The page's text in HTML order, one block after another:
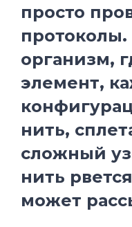
просто
организм,
элемент,
нить,
сложный
нить
может